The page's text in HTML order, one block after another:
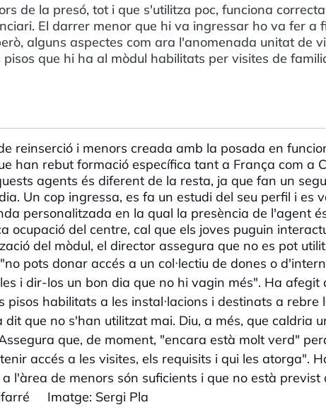
de la presó, tot i que s'utilitza poc, funciona
El darrer menor que hi va ingressar ho va fer a
alguns aspectes com ara l'anomenada unitat de
que hi ha al mòdul habilitats per visites de
reinserció i menors creada amb la posada en
han rebut formació específica tant a França com a
agents és diferent de la resta, ja que fan un
Un cop ingressa, es fa un estudi del seu perfil i es
personalitzada en la qual la presència de l'agent
ocupació del centre, cal que els joves puguin
del mòdul, el director assegura que no es pot
pots donar accés a un col·lectiu de dones o
i dir-los un bon dia que no hi vagin més". Ha afegit
pisos habilitats a les instal·lacions i destinats a rebre
dit que no s'han utilitzat mai. Diu, a més, que caldria
que, de moment, "encara està molt verd"
accés a les visites, els requisits i qui les atorga".
l'àrea de menors són suficients i que no està previst
Imatge: Sergi Pla